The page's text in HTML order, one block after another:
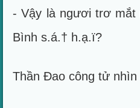
- Vậy là ngươi trơ mắt
Bình s.á.† h.ạ.ï?
Thần Đao công tử nhìn